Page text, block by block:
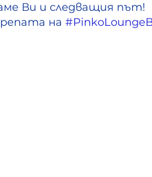
Ви и следващия път!
на